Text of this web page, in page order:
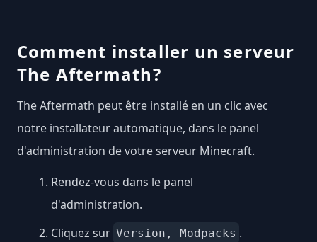
Comment installer un serveur
The Aftermath?
The Aftermath peut être installé en un clic avec
notre installateur automatique, dans le panel
d'administration de votre serveur Minecraft.
Rendez-vous dans le panel
d'administration.
Cliquez sur Version, Modpacks .